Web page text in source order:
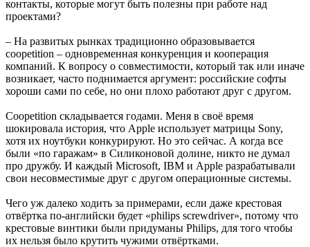
контакты, которые могут быть полезны при работе над
проектами?
– На развитых рынках традиционно образовывается
coopetition – одновременная конкуренция и кооперация
компаний. К вопросу о совместимости, который так или иначе
возникает, часто поднимается аргумент: российские софты
хороши сами по себе, но они плохо работают друг с другом.
Coopetition складывается годами. Меня в своё время
шокировала история, что Apple использует матрицы Sony,
хотя их ноутбуки конкурируют. Но это сейчас. А когда все
были «по гаражам» в Силиконовой долине, никто не думал
про дружбу. И каждый Microsoft, IBM и Apple разрабатывали
свои несовместимые друг с другом операционные системы.
Чего уж далеко ходить за примерами, если даже крестовая
отвёртка по-английски будет «philips screwdriver», потому что
крестовые винтики были придуманы Philips, для того чтобы
их нельзя было крутить чужими отвёртками.